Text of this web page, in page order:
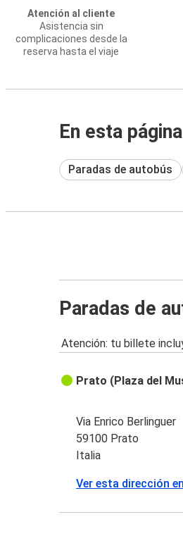
Atención al cliente
Asistencia sin
complicaciones desde la
reserva hasta el viaje
En esta página
Paradas de autobús
Paradas de
Atención: tu billete
Prato (Plaza del
Via Enrico Berlinguer
59100 Prato
Italia
Ver esta dirección